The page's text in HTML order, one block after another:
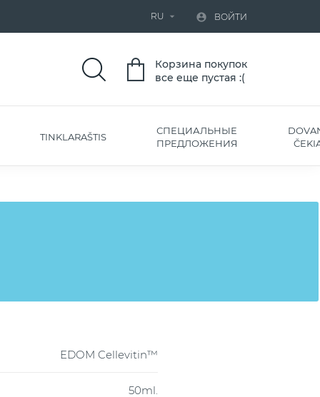
RU   ВОЙТИ
Корзина покупок
все еще пустая :(
TINKLARAŠTIS
СПЕЦИАЛЬНЫЕ
ПРЕДЛОЖЕНИЯ
EDOM Cellevitin™
50ml.